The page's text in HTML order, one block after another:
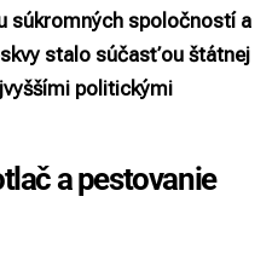
súkromných spoločností a
stalo súčasťou štátnej
politickými
a pestovanie